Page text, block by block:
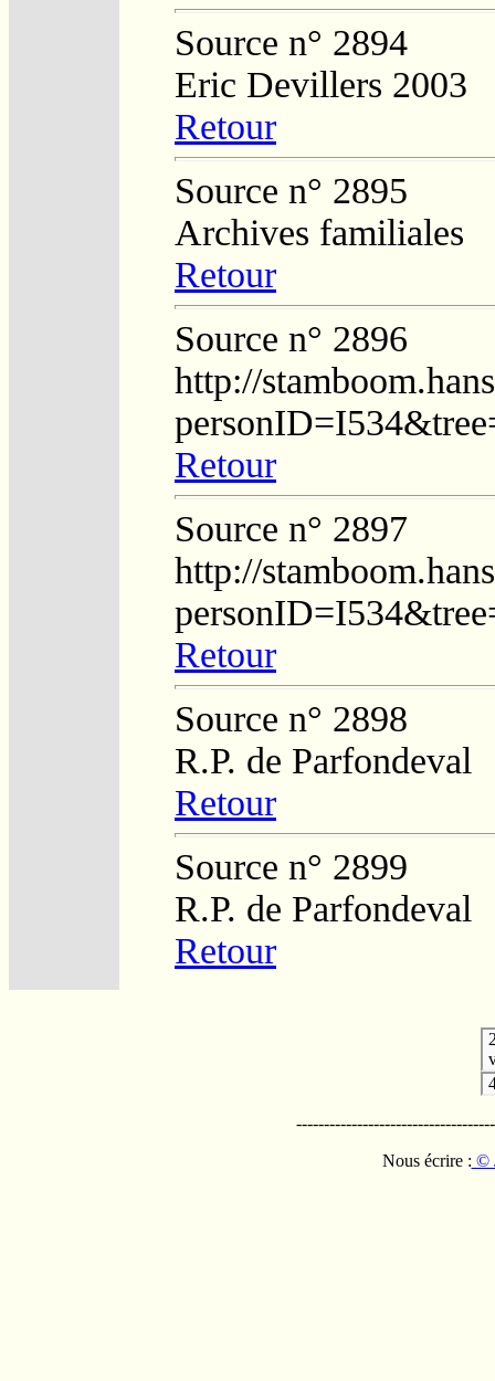
Source n° 2894
Eric Devillers 2003
Retour
Source n° 2895
Archives familiales
Retour
Source n° 2896
http://
Retour
Source n° 2897
http://
Retour
Source n° 2898
R.P. de Parfondeval
Retour
Source n° 2899
R.P. de Parfondeval
Retour
Nous écrire : ©